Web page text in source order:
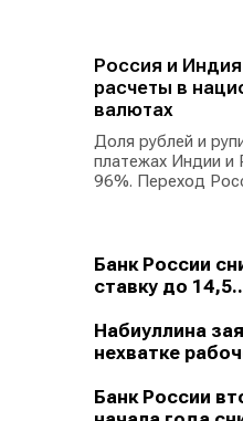
Россия и
расчеты в
валютах
Доля рублей и
платежах Индии и
96%. Переход
Банк России
ставку до
Набиуллина
нехватке
Банк России